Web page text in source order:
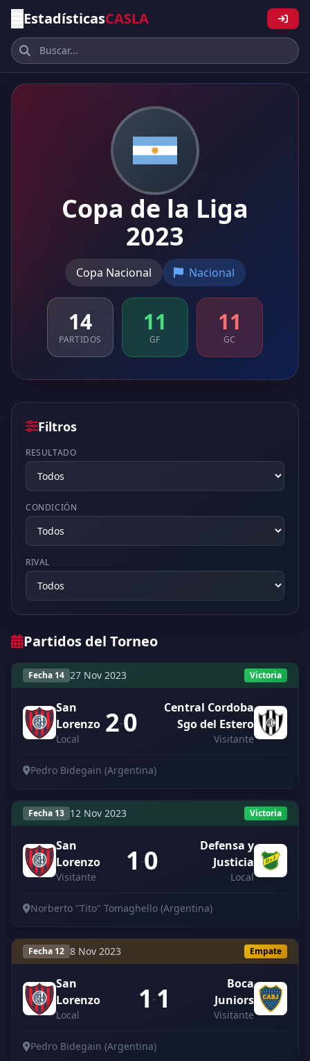
EstadísticasCASLA
Copa de la Liga
2023
Copa Nacional Nacional
14
PARTIDOS
11
GF
11
GC
Filtros
RESULTADO
CONDICIÓN
RIVAL
Partidos del Torneo
Fecha 14 27 Nov 2023 Victoria
San
Lorenzo
Local 2-0
Central Cordoba
Sgo del Estero
Visitante
Pedro Bidegain (Argentina)
Fecha 13 12 Nov 2023 Victoria
San
Lorenzo
Visitante 1 -0
Defensa y
Justicia
Local
Norberto "Tito" Tomaghello (Argentina)
Fecha 12 8 Nov 2023 Empate
San
Lorenzo
Local 1 -1
Boca
Juniors
Visitante
Pedro Bidegain (Argentina)